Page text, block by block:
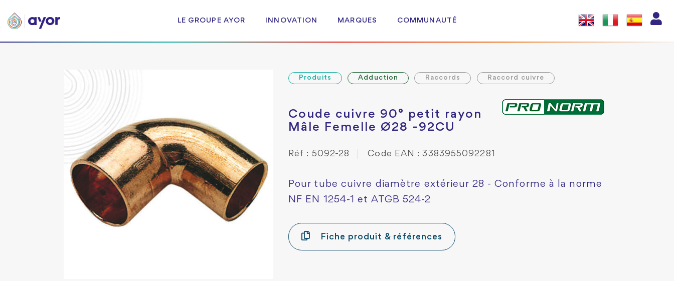
LE GROUPE AYOR INNOVATION MARQUES COMMUNAUTÉ
Produits Adduction Raccords Raccord cuivre
Coude cuivre 90° petit rayon
Mâle Femelle Ø28 -92CU
Réf : 5092-28 Code EAN : 3383955092281
Pour tube cuivre diamètre extérieur 28 - Conforme à la norme
NF EN 1254-1 et ATGB 524-2
Fiche produit & références